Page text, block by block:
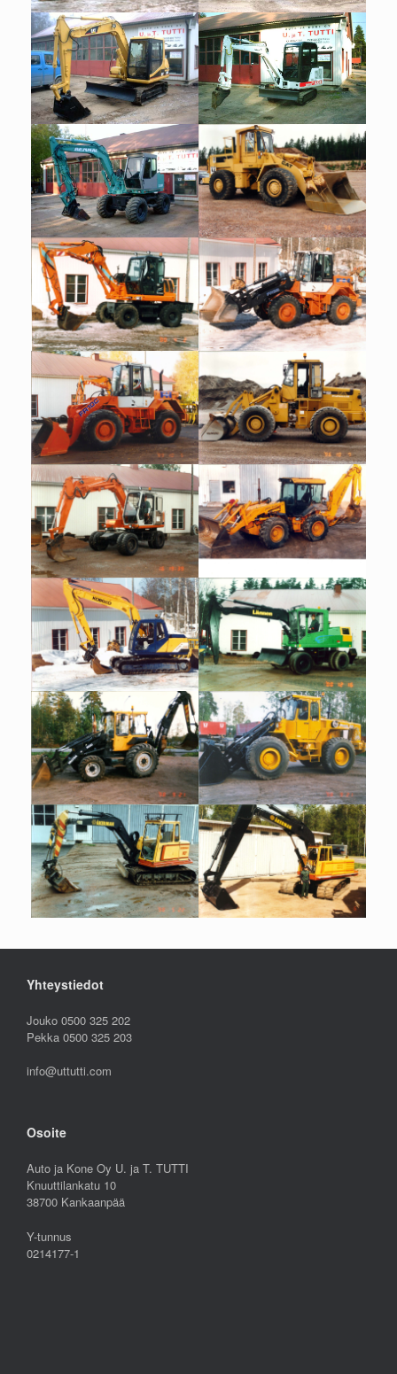
Yhteystiedot
Jouko 0500 325 202
Pekka 0500 325 203
info@uttutti.com
Osoite
Auto ja Kone Oy U. ja T. TUTTI
Knuuttilankatu 10
38700 Kankaanpää
Y-tunnus
0214177-1